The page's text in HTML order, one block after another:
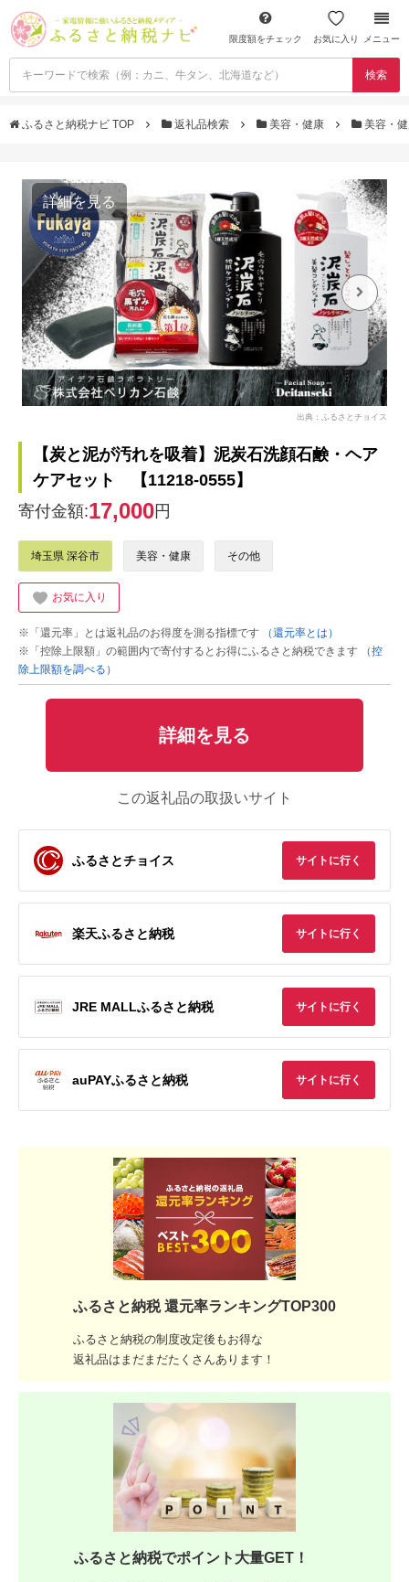
限度額をチェック お気に入り メニュー
検索
ふるさと納税ナビ TOP 返礼品検索 美容・健康 美容・
詳細を見る
出典：ふるさとチョイス
【炭と泥が汚れを吸着】泥炭石洗顔石鹸・ヘア
ケアセット 【11218-0555】
寄付金額:17,000円
埼玉県 深谷市 美容・健康 その他
お気に入り
※「還元率」とは返礼品のお得度を測る指標です
（還元率とは）
※「控除上限額」の範囲内で寄付するとお得にふるさと納税できます
（控
除上限額を調べる）
詳細を見る
この返礼品の取扱いサイト
ふるさとチョイス サイトに行く
楽天ふるさと納税 サイトに行く
JRE MALLふるさと納税 サイトに行く
auPAYふるさと納税 サイトに行く
ふるさと納税 還元率ランキングTOP300
ふるさと納税の制度改定後もお得な
返礼品はまだまだたくさんあります！
ふるさと納税でポイント大量GET！